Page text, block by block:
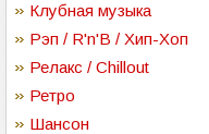
Клубная музыка
Рэп / R'n'B / Хип-Хоп
Релакс / Chillout
Ретро
Шансон